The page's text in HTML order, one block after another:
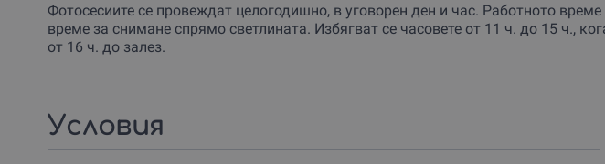
преживяване и запази
Фотосесиите се провеждат целогодишно, в уговорен ден и час. Работното
време за снимане спрямо светлината. Избягват се часовете от 11 ч. до 15 ч.,
от 16 ч. до залез.
Условия